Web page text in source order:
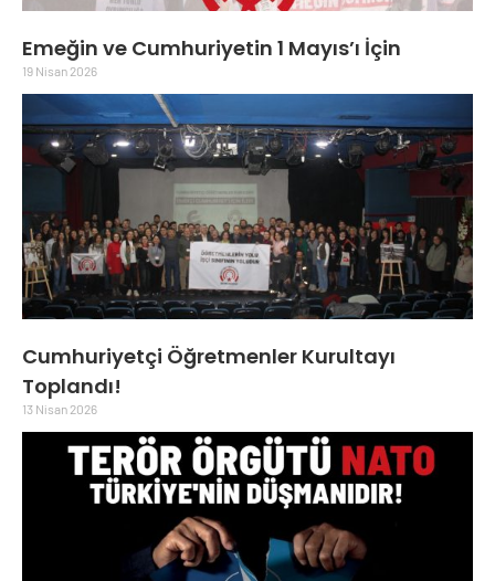
Emeğin ve Cumhuriyetin 1 Mayıs’ı İçin
19 Nisan 2026
Cumhuriyetçi Öğretmenler Kurultayı
Toplandı!
13 Nisan 2026